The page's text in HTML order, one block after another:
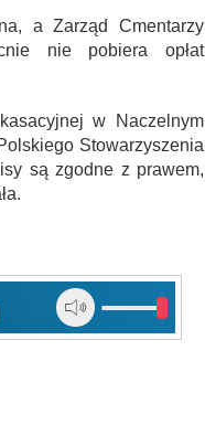
a Zarząd Cmentarzy
nie pobiera opłat
w Naczelnym
Stowarzyszenia
są zgodne z prawem,